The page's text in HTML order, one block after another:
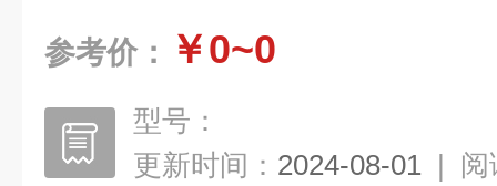
参考价： ￥0~0
型号：
更新时间： 2024-08-01 | 阅